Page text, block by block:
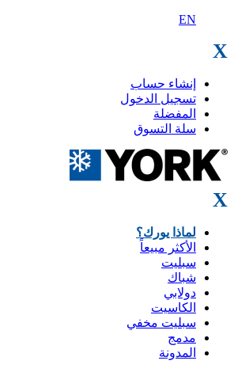
EN
X
إنشاء حساب
تسجيل الدخول
المفضلة
سلة التسوق
X
لماذا يورك؟
الأكثر مبيعاً
سبليت
شباك
دولابي
الكاسيت
سبليت مخفي
مدمج
المدونة